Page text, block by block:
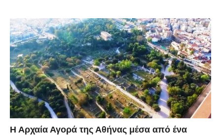
Η Αρχαία Αγορά της Αθήνας μέσα από ένα